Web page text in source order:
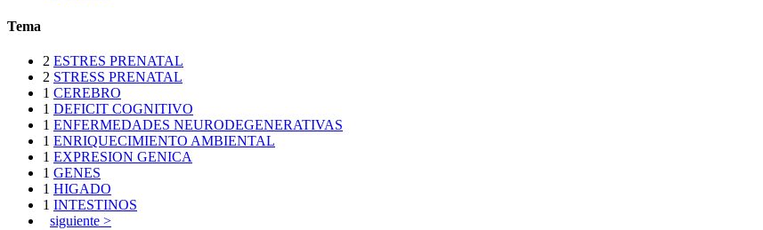
Tema
2 ESTRES PRENATAL
2 STRESS PRENATAL
1 CEREBRO
1 DEFICIT COGNITIVO
1 ENFERMEDADES NEURODEGENERATIVAS
1 ENRIQUECIMIENTO AMBIENTAL
1 EXPRESION GENICA
1 GENES
1 HIGADO
1 INTESTINOS
siguiente >